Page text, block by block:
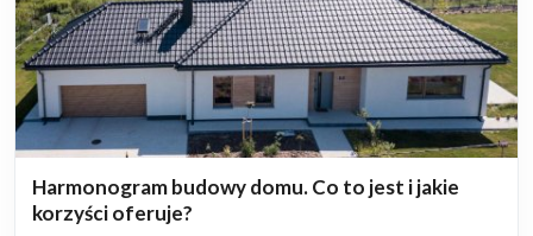
Harmonogram budowy domu. Co to jest i jakie
korzyści oferuje?